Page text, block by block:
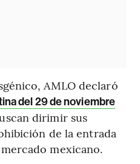
AMLO declaró
del 29 de noviembre
dirimir sus
de la entrada
mexicano.